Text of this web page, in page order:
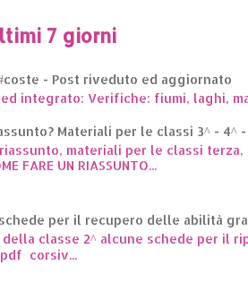
7 giorni
- Post riveduto ed aggiornato
integrato: Verifiche: fiumi, laghi,
Materiali per le classi 3^ - 4^ -
materiali per le classi
FARE UN RIASSUNTO...
per il recupero delle abilità
classe 2^ alcune schede per il
corsiv...